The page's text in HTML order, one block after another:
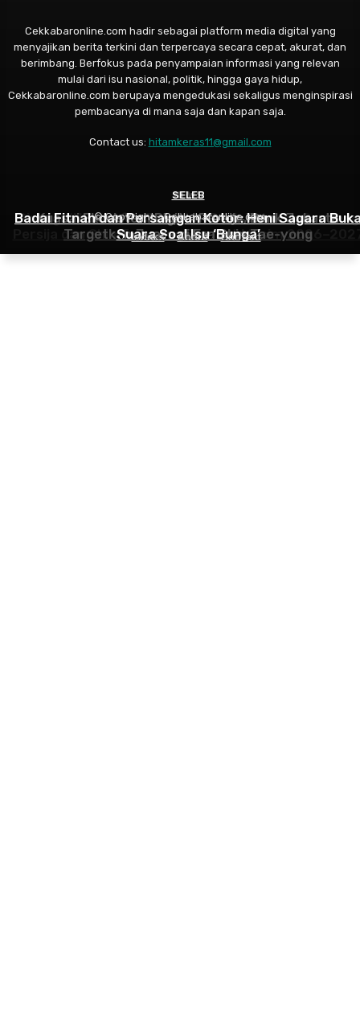
NEWS
Sinergi “United for Jakarta”, Bank Jakarta Gandeng
Persija dan Shin Tae-yong Sambut Musim
NEWS
Kuasai Ekosistem Digital Persija, Bank Jakarta
Targetkan Juara di Era Shin Tae-yong
SELEB
Badai Fitnah dan Persaingan Kotor: Heni Sagara
Suara Soal Isu ‘Bunga’
Cekkabaronline.com hadir sebagai platform media digital yang
menyajikan berita terkini dan terpercaya secara cepat, akurat, dan
berimbang. Berfokus pada penyampaian informasi yang relevan
mulai dari isu nasional, politik, hingga gaya hidup,
Cekkabaronline.com berupaya mengedukasi sekaligus menginspirasi
pembacanya di mana saja dan kapan saja.
Contact us: hitamkeras11@gmail.com
© Copyright - Cekkabaronline.com
Indeks
About Contact